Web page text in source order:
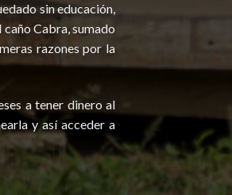
sin educación,
caño Cabra, sumado
razones por la
a tener dinero al
y así acceder a